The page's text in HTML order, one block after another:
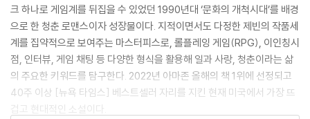
크 하나로 게임계를 뒤집을 수 있었던 1990년대 ‘문화의 개척시대’를 배경
으로 한 청춘 로맨스이자 성장물이다. 지적이면서도 다정한 제빈의 작품세
계를 집약적으로 보여주는 마스터피스로, 롤플레잉 게임(RPG), 이인칭시
점, 인터뷰, 게임 채팅 등 다양한 형식을 활용해 일과 사랑, 청춘이라는 삶
의 주요한 키워드를 탐구한다. 2022년 아마존 올해의 책 1위에 선정되고
40주 이상 [뉴욕 타임스] 베스트셀러 자리를 지킨 현재 미국에서 가장 뜨
겁고 현대적인 소설이다.